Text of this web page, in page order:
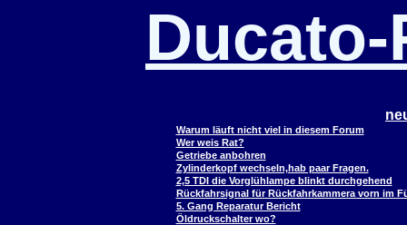
Warum läuft nicht viel in diesem Forum
Wer weis Rat?
Getriebe anbohren
Zylinderkopf wechseln,hab paar Fragen.
2,5 TDI die Vorglühlampe blinkt durchgehend
Rückfahrsignal für Rückfahrkammera vorn im
5. Gang Reparatur Bericht
Öldruckschalter wo?